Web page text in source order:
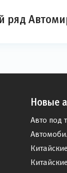
ряд
Новые
Авто под